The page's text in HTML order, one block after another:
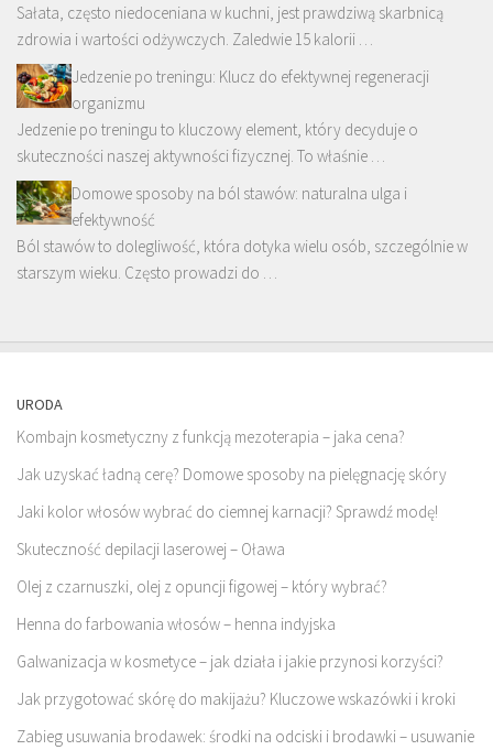
Sałata, często niedoceniana w kuchni, jest prawdziwą skarbnicą
zdrowia i wartości odżywczych. Zaledwie 15 kalorii …
Jedzenie po treningu: Klucz do efektywnej regeneracji
organizmu
Jedzenie po treningu to kluczowy element, który decyduje o
skuteczności naszej aktywności fizycznej. To właśnie …
Domowe sposoby na ból stawów: naturalna ulga i
efektywność
Ból stawów to dolegliwość, która dotyka wielu osób, szczególnie w
starszym wieku. Często prowadzi do …
URODA
Kombajn kosmetyczny z funkcją mezoterapia – jaka cena?
Jak uzyskać ładną cerę? Domowe sposoby na pielęgnację skóry
Jaki kolor włosów wybrać do ciemnej karnacji? Sprawdź modę!
Skuteczność depilacji laserowej – Oława
Olej z czarnuszki, olej z opuncji figowej – który wybrać?
Henna do farbowania włosów – henna indyjska
Galwanizacja w kosmetyce – jak działa i jakie przynosi korzyści?
Jak przygotować skórę do makijażu? Kluczowe wskazówki i kroki
Zabieg usuwania brodawek: środki na odciski i brodawki – usuwanie